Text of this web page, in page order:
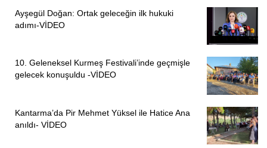
farklı zamanlarda farklı sürelerle mahpuslar açlık grevi ve
ölüm orucu eylemleri yapmak zorunda kaldığına işaret
“mahpusların karşılanabilir taleplerine
cevap verilerek hak ihlallerine son verilmeli ve insan
onuruna yaraşır bir yaşam sağlanmalıdır. Ağır hasta
mahpusların infazları ertelenmeli ve hasta mahpusların
tedavileri aksatılmadan sağlanmalıdır. İşkence ve kötü
muamele yasağına aykırı uygulamalara son verilmelidir.
Mahpusların sosyal faaliyetlerinin üzerindeki engel ve
Ayşegül Doğan: Ortak geleceğin ilk hukuki
adımı-VİDEO
10. Geleneksel Kurmeş Festivali’inde geçmişle
gelecek konuşuldu -VİDEO
Kantarma’da Pir Mehmet Yüksel ile Hatice Ana
anıldı- VİDEO